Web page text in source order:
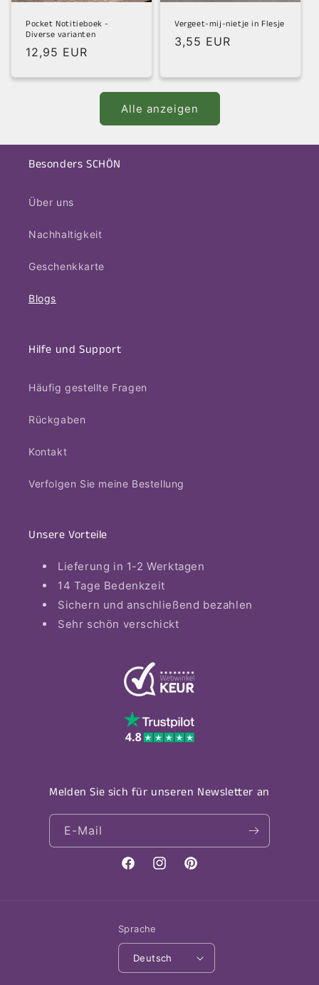
Pocket Notitieboek -
Diverse varianten
Normaler
12,95 EUR
Vergeet-mij-nietje in Flesje
Normaler
3,55 EUR
Alle anzeigen
Besonders SCHÖN
Über uns
Nachhaltigkeit
Geschenkkarte
Blogs
Hilfe und Support
Häufig gestellte Fragen
Rückgaben
Kontakt
Verfolgen Sie meine Bestellung
Unsere Vorteile
Lieferung in 1-2 Werktagen
14 Tage Bedenkzeit
Sichern und anschließend bezahlen
Sehr schön verschickt
Melden Sie sich für unseren Newsletter an
E-Mail
FacebookInstagramPinterest
Sprache
Deutsch